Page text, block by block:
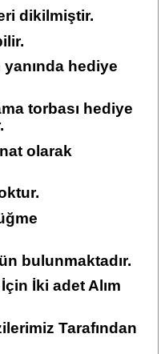
dikilmiştir.
hediye
torbası hediye
olarak
bulunmaktadır.
İki adet Alım
Tarafından